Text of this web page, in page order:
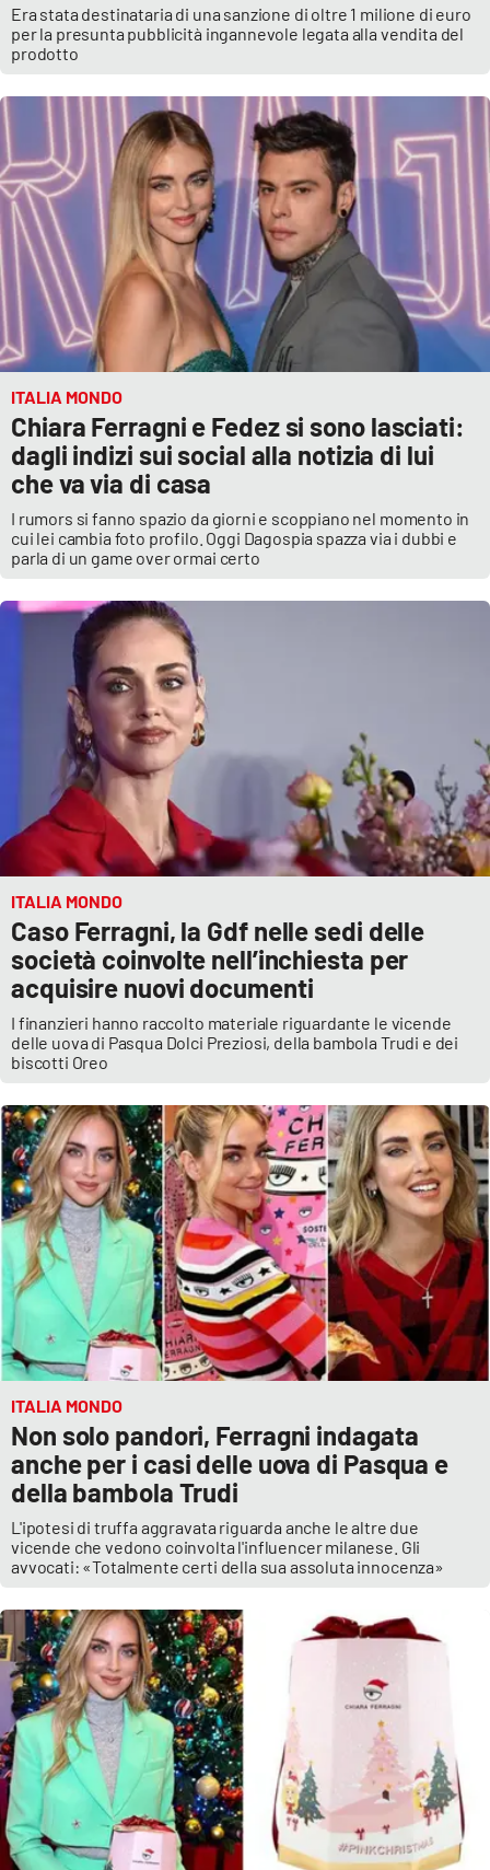
Era stata destinataria di una sanzione di oltre 1 milione di euro
per la presunta pubblicità ingannevole legata alla vendita del
prodotto
ITALIA MONDO
Chiara Ferragni e Fedez si sono lasciati:
dagli indizi sui social alla notizia di lui
che va via di casa
I rumors si fanno spazio da giorni e scoppiano nel momento in
cui lei cambia foto profilo. Oggi Dagospia spazza via i dubbi e
parla di un game over ormai certo
ITALIA MONDO
Caso Ferragni, la Gdf nelle sedi delle
società coinvolte nell’inchiesta per
acquisire nuovi documenti
I finanzieri hanno raccolto materiale riguardante le vicende
delle uova di Pasqua Dolci Preziosi, della bambola Trudi e dei
biscotti Oreo
ITALIA MONDO
Non solo pandori, Ferragni indagata
anche per i casi delle uova di Pasqua e
della bambola Trudi
L'ipotesi di truffa aggravata riguarda anche le altre due
vicende che vedono coinvolta l'influencer milanese. Gli
avvocati: «Totalmente certi della sua assoluta innocenza»